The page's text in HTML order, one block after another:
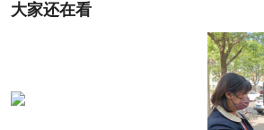
大家还在看